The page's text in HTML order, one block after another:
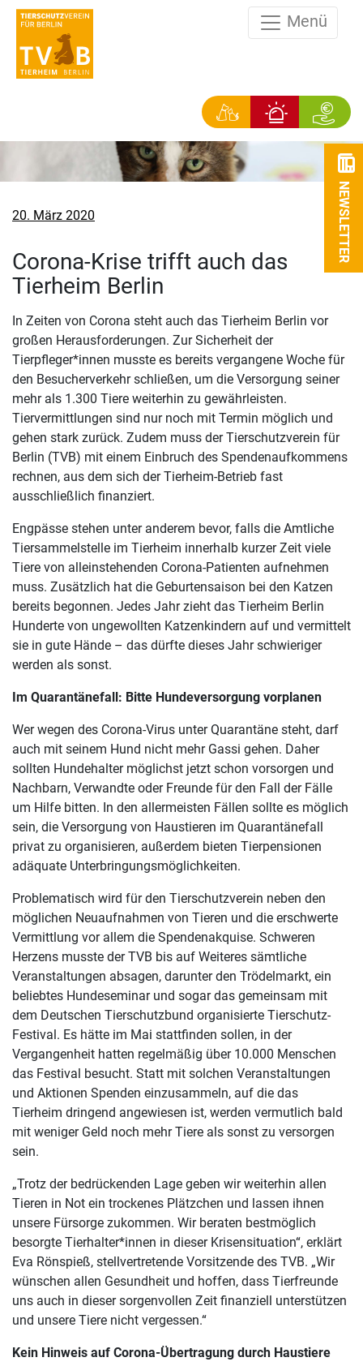
Menü
NEWSLETTER
Veröffentlicht
20. März 2020
Corona-Krise trifft auch das
Tierheim Berlin
In Zeiten von Corona steht auch das Tierheim Berlin vor
großen Herausforderungen. Zur Sicherheit der
Tierpfleger*innen musste es bereits vergangene Woche für
den Besucherverkehr schließen, um die Versorgung seiner
mehr als 1.300 Tiere weiterhin zu gewährleisten.
Tiervermittlungen sind nur noch mit Termin möglich und
gehen stark zurück. Zudem muss der Tierschutzverein für
Berlin (TVB) mit einem Einbruch des Spendenaufkommens
rechnen, aus dem sich der Tierheim-Betrieb fast
ausschließlich finanziert.
Engpässe stehen unter anderem bevor, falls die Amtliche
Tiersammelstelle im Tierheim innerhalb kurzer Zeit viele
Tiere von alleinstehenden Corona-Patienten aufnehmen
muss. Zusätzlich hat die Geburtensaison bei den Katzen
bereits begonnen. Jedes Jahr zieht das Tierheim Berlin
Hunderte von ungewollten Katzenkindern auf und vermittelt
sie in gute Hände – das dürfte dieses Jahr schwieriger
werden als sonst.
Im Quarantänefall: Bitte Hundeversorgung vorplanen
Wer wegen des Corona-Virus unter Quarantäne steht, darf
auch mit seinem Hund nicht mehr Gassi gehen. Daher
sollten Hundehalter möglichst jetzt schon vorsorgen und
Nachbarn, Verwandte oder Freunde für den Fall der Fälle
um Hilfe bitten. In den allermeisten Fällen sollte es möglich
sein, die Versorgung von Haustieren im Quarantänefall
privat zu organisieren, außerdem bieten Tierpensionen
adäquate Unterbringungsmöglichkeiten.
Problematisch wird für den Tierschutzverein neben den
möglichen Neuaufnahmen von Tieren und die erschwerte
Vermittlung vor allem die Spendenakquise. Schweren
Herzens musste der TVB bis auf Weiteres sämtliche
Veranstaltungen absagen, darunter den Trödelmarkt, ein
beliebtes Hundeseminar und sogar das gemeinsam mit
dem Deutschen Tierschutzbund organisierte Tierschutz-
Festival. Es hätte im Mai stattfinden sollen, in der
Vergangenheit hatten regelmäßig über 10.000 Menschen
das Festival besucht. Statt mit solchen Veranstaltungen
und Aktionen Spenden einzusammeln, auf die das
Tierheim dringend angewiesen ist, werden vermutlich bald
mit weniger Geld noch mehr Tiere als sonst zu versorgen
sein.
„Trotz der bedrückenden Lage geben wir weiterhin allen
Tieren in Not ein trockenes Plätzchen und lassen ihnen
unsere Fürsorge zukommen. Wir beraten bestmöglich
besorgte Tierhalter*innen in dieser Krisensituation“, erklärt
Eva Rönspieß, stellvertretende Vorsitzende des TVB. „Wir
wünschen allen Gesundheit und hoffen, dass Tierfreunde
uns auch in dieser sorgenvollen Zeit finanziell unterstützen
und unsere Tiere nicht vergessen.“
Kein Hinweis auf Corona-Übertragung durch Haustiere